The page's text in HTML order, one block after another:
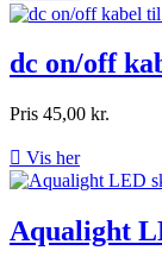
dc on/off
Pris 45,00 kr.
 Vis her
Aqualight